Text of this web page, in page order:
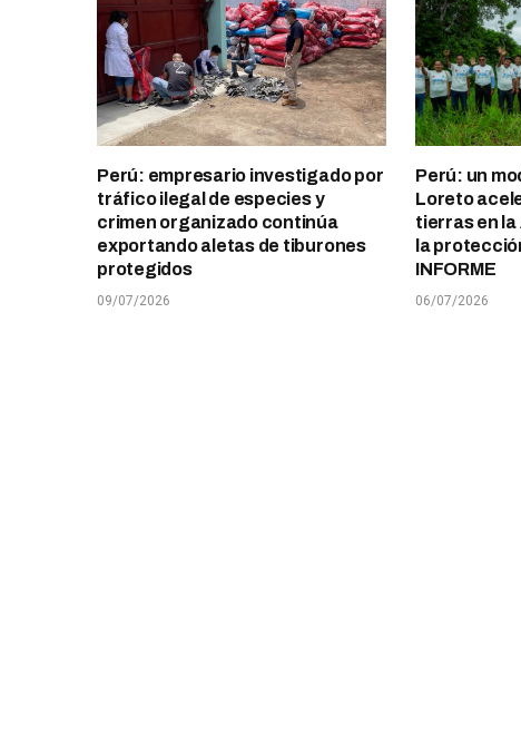
Perú: empresario investigado por
tráfico ilegal de especies y
crimen organizado continúa
exportando aletas de tiburones
protegidos
09/07/2026
Perú: un
Loreto
tierras en
la
INFORME
06/07/2026